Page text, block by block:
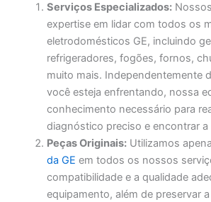
Serviços Especializados:
expertise em lidar com todos os
eletrodomésticos GE, incluindo
refrigeradores, fogões, fornos,
muito mais. Independentemente
você esteja enfrentando, nossa
conhecimento necessário para
diagnóstico preciso e encontrar a
Peças Originais: Utilizamos
da GE em todos os nossos
compatibilidade e a qualidade
equipamento, além de preservar